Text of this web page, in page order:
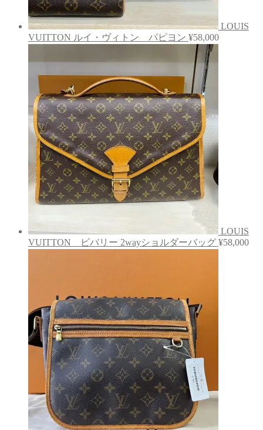
LOUIS
VUITTON ルイ・ヴィトン パピヨン ¥58,000
LOUIS
VUITTON ビバリー 2wayショルダーバッグ ¥58,000